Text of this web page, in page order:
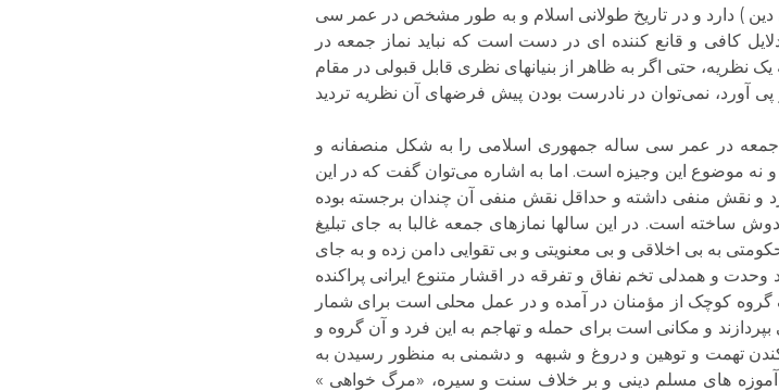
) دارد و در تاریخ طولانی اسلام و به طور مشخص در عمر سی
کافی و قانع کننده ای در دست است که نباید نماز جمعه در
حتی اگر به ظاهر از بنیانهای نظری قابل قبولی در مقام
پی آورد، نمی‌‌توان در نادرست بودن پیش فرضهای آن نظریه تردید
جمعه در عمر سی ساله جمهوری اسلامی را به شکل منصفانه و
موضوع این وجیزه است. اما به اشاره می‌‌توان گفت که در این
و نقش منفی داشته و حداقل نقش منفی آن چندان برجسته بوده
ساخته است. در این سالها نمازهای جمعه غالبا به جای تبلیغ
به بی اخلاقی و بی معنویتی و بی تقوایی دامن زده و به جای
و همدلی تخم نفاق و تفرقه در اقشار متنوع ایرانی پراکنده
کوچک از مؤمنان در آمده و در عمل محلی است برای شمار
و مکانی است برای حمله و تهاجم به این فرد و آن گروه و
تهمت و توهین و دروغ و شبهه و دشمنی به منظور رسیدن به
های مسلم دینی و بر خلاف سنت و سیره، «مرگ خواهی »